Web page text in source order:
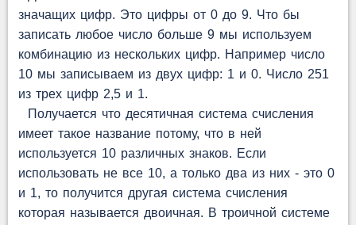
значащих цифр. Это цифры от 0 до 9. Что бы
записать любое число больше 9 мы используем
комбинацию из нескольких цифр. Например число
10 мы записываем из двух цифр: 1 и 0. Число 251
из трех цифр 2,5 и 1.
Получается что десятичная система счисления
имеет такое название потому, что в ней
используется 10 различных знаков. Если
использовать не все 10, а только два из них - это 0
и 1, то получится другая система счисления
которая называется двоичная. В троичной системе